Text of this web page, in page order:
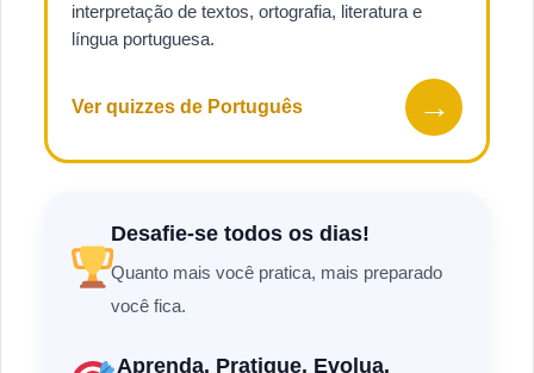
interpretação de textos, ortografia, literatura e
língua portuguesa.
Ver quizzes de Português →
Desafie-se todos os dias!
Quanto mais você pratica, mais preparado
você fica.
Aprenda. Pratique. Evolua.